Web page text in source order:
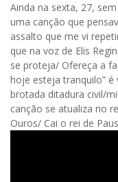
Ainda na sexta, 27,
uma canção que
assalto que me vi
que na voz de Elis
se proteja/ Ofereça a
hoje esteja tranquilo” é
brotada ditadura civil/
canção se atualiza no
Ouros/ Cai o rei de